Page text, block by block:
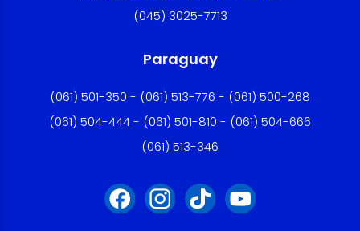
(045) 3025-7713
Paraguay
(061) 501-350 - (061) 513-776 - (061) 500-268
(061) 504-444 - (061) 501-810 - (061) 504-666
(061) 513-346